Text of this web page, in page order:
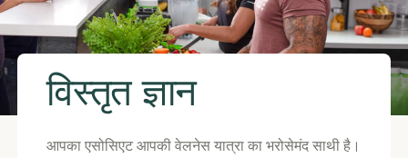
​विस्तृत ज्ञान
​आपका एसोसिएट आपकी वेलनेस यात्रा का भरोसेमंद साथी है।